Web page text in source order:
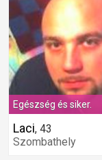
Egészség és siker.
Laci, 43
Szombathely